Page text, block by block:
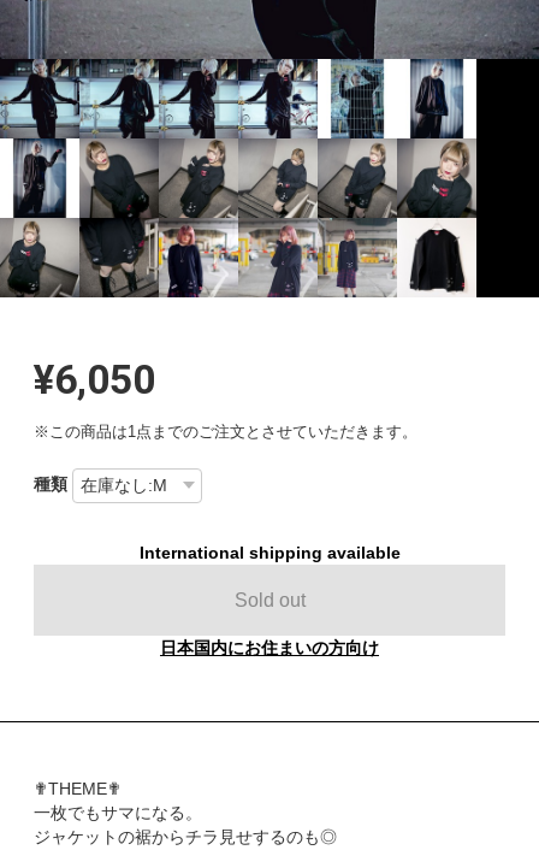
¥6,050
※この商品は1点までのご注文とさせていただきます。
種類
International shipping available
Sold out
日本国内にお住まいの方向け
✟THEME✟
一枚でもサマになる。
ジャケットの裾からチラ見せするのも◎